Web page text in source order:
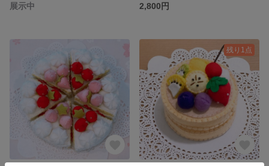
展示中
2,800円
残り1点